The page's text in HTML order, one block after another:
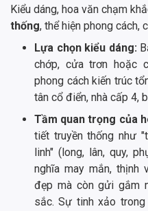
Kiểu dáng, hoa văn chạm
thống, thể hiện phong cách,
Lựa chọn kiểu dáng:
chớp, cửa trơn hoặc
phong cách kiến trúc
tân cổ điển, nhà cấp 4,
Tầm quan trọng của
tiết truyền thống như
linh" (long, lân, quy,
nghĩa may mắn, thịnh
đẹp mà còn gửi gắm
sắc. Sự tinh xảo